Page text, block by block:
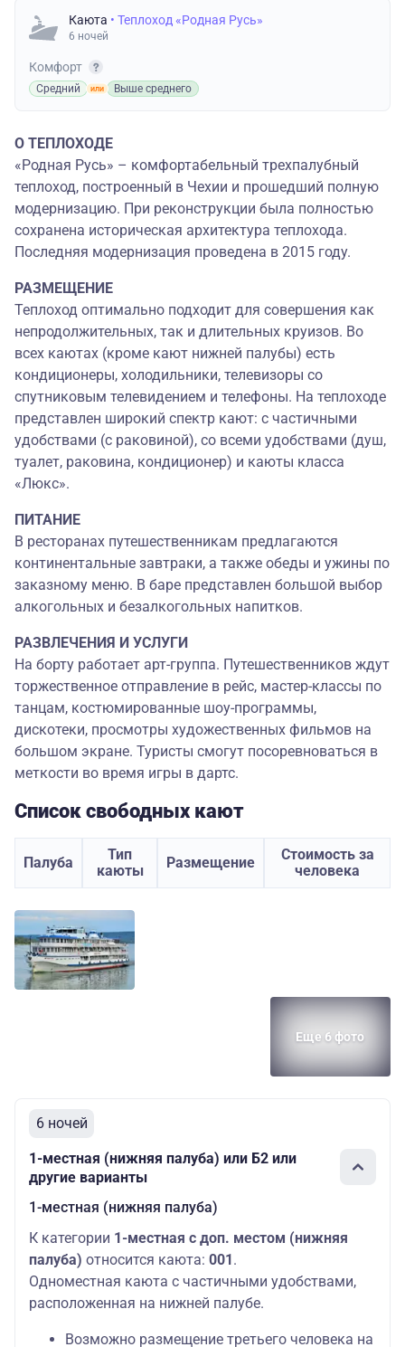
Каюта • Теплоход «Родная Русь»
6 ночей
Комфорт
Средний Выше среднего
О ТЕПЛОХОДЕ
«Родная Русь» – комфортабельный трехпалубный
теплоход, построенный в Чехии и прошедший полную
модернизацию. При реконструкции была полностью
сохранена историческая архитектура теплохода.
Последняя модернизация проведена в 2015 году.
РАЗМЕЩЕНИЕ
Теплоход оптимально подходит для совершения как
непродолжительных, так и длительных круизов. Во
всех каютах (кроме кают нижней палубы) есть
кондиционеры, холодильники, телевизоры со
спутниковым телевидением и телефоны. На теплоходе
представлен широкий спектр кают: с частичными
удобствами (с раковиной), со всеми удобствами (душ,
туалет, раковина, кондиционер) и каюты класса
«Люкс».
ПИТАНИЕ
В ресторанах путешественникам предлагаются
континентальные завтраки, а также обеды и ужины по
заказному меню. В баре представлен большой выбор
алкогольных и безалкогольных напитков.
РАЗВЛЕЧЕНИЯ И УСЛУГИ
На борту работает арт-группа. Путешественников ждут
торжественное отправление в рейс, мастер-классы по
танцам, костюмированные шоу-программы,
дискотеки, просмотры художественных фильмов на
большом экране. Туристы смогут посоревноваться в
меткости во время игры в дартс.
Список свободных кают
Палуба
Тип
каюты
Размещение
Стоимость за
человека
Еще 6 фото
6 ночей
1-местная (нижняя палуба) или Б2 или
другие варианты
1-местная (нижняя палуба)
К категории 1-местная с доп. местом (нижняя
палуба) относится каюта: 001 .
Одноместная каюта с частичными удобствами,
расположенная на нижней палубе.
Возможно размещение третьего человека на